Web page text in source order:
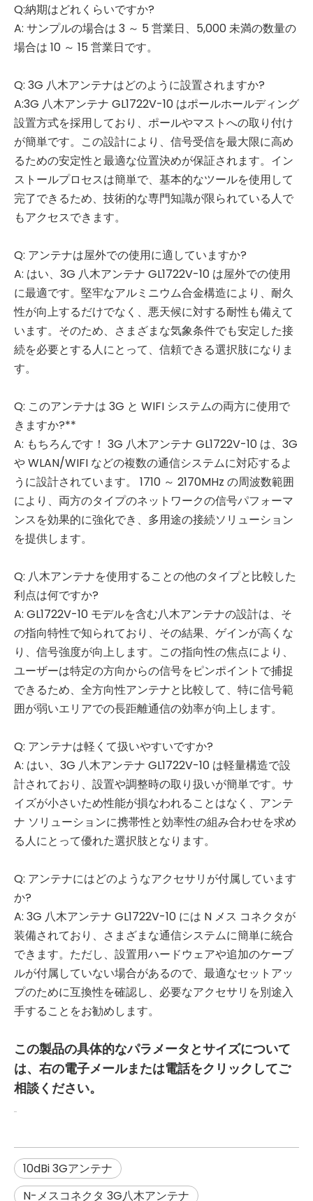
Q:納期はどれくらいですか?
A: サンプルの場合は 3 ～ 5 営業日、5,000 未満の数量の
場合は 10 ～ 15 営業日です。
Q: 3G 八木アンテナはどのように設置されますか?
A:3G 八木アンテナ GL1722V-10 はポールホールディング
設置方式を採用しており、ポールやマストへの取り付け
が簡単です。この設計により、信号受信を最大限に高め
るための安定性と最適な位置決めが保証されます。イン
ストールプロセスは簡単で、基本的なツールを使用して
完了できるため、技術的な専門知識が限られている人で
もアクセスできます。
Q: アンテナは屋外での使用に適していますか?
A: はい、3G 八木アンテナ GL1722V-10 は屋外での使用
に最適です。堅牢なアルミニウム合金構造により、耐久
性が向上するだけでなく、悪天候に対する耐性も備えて
います。そのため、さまざまな気象条件でも安定した接
続を必要とする人にとって、信頼できる選択肢になりま
す。
Q: このアンテナは 3G と WIFI システムの両方に使用で
きますか?**
A: もちろんです！ 3G 八木アンテナ GL1722V-10 は、3G
や WLAN/WIFI などの複数の通信システムに対応するよ
うに設計されています。 1710 ～ 2170MHz の周波数範囲
により、両方のタイプのネットワークの信号パフォーマ
ンスを効果的に強化でき、多用途の接続ソリューション
を提供します。
Q: 八木アンテナを使用することの他のタイプと比較した
利点は何ですか?
A: GL1722V-10 モデルを含む八木アンテナの設計は、そ
の指向特性で知られており、その結果、ゲインが高くな
り、信号強度が向上します。この指向性の焦点により、
ユーザーは特定の方向からの信号をピンポイントで捕捉
できるため、全方向性アンテナと比較して、特に信号範
囲が弱いエリアでの長距離通信の効率が向上します。
Q: アンテナは軽くて扱いやすいですか?
A: はい、3G 八木アンテナ GL1722V-10 は軽量構造で設
計されており、設置や調整時の取り扱いが簡単です。サ
イズが小さいため性能が損なわれることはなく、アンテ
ナ ソリューションに携帯性と効率性の組み合わせを求め
る人にとって優れた選択肢となります。
Q: アンテナにはどのようなアクセサリが付属しています
か?
A: 3G 八木アンテナ GL1722V-10 には N メス コネクタが
装備されており、さまざまな通信システムに簡単に統合
できます。ただし、設置用ハードウェアや追加のケーブ
ルが付属していない場合があるので、最適なセットアッ
プのために互換性を確認し、必要なアクセサリを別途入
手することをお勧めします。
この製品の具体的なパラメータとサイズについて
は、右の電子メールまたは電話をクリックしてご
相談ください。
10dBi 3Gアンテナ
N-メスコネクタ 3G八木アンテナ